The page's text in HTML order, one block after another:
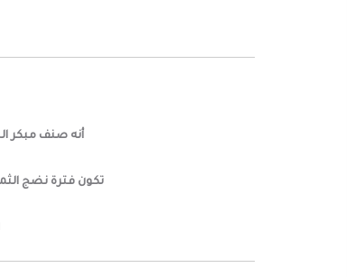
أنه صنف مبكر
تكون فترة نضج الثمار في خلال 4